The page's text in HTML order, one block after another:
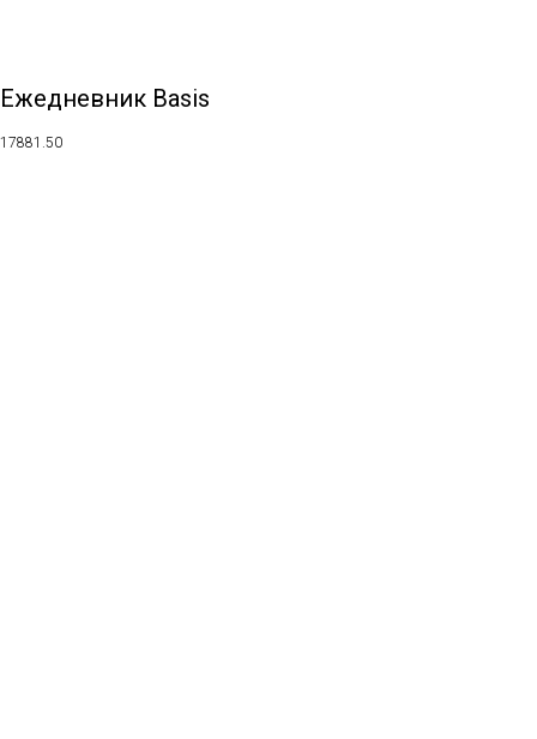
Ежедневник Basis
17881.50